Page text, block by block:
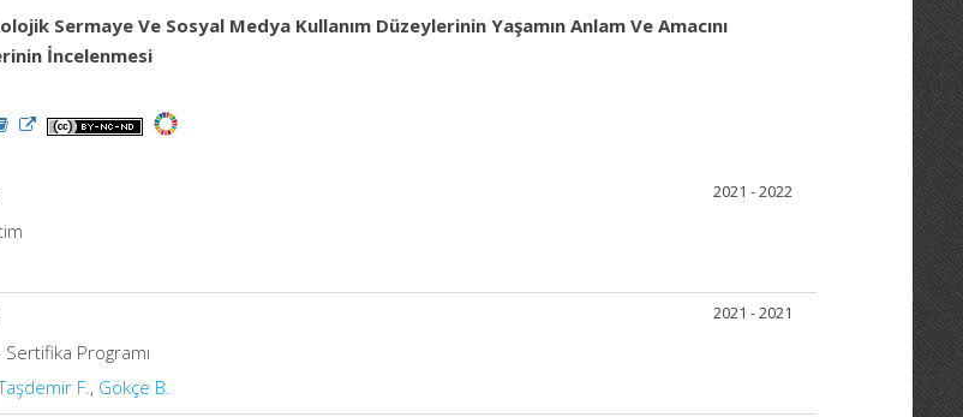
Sermaye Ve Sosyal Medya Kullanım Düzeylerinin Yaşamın Anlam Ve Amacını
İncelenmesi
2021 - 2022
2021 - 2021
Programı
F. , Gökçe B.